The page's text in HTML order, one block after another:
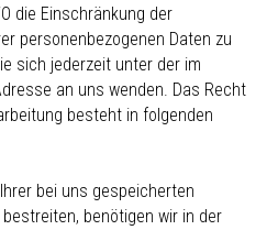
die Einschränkung der
personenbezogenen Daten zu
sich jederzeit unter der im
an uns wenden. Das Recht
besteht in folgenden
bei uns gespeicherten
benötigen wir in der